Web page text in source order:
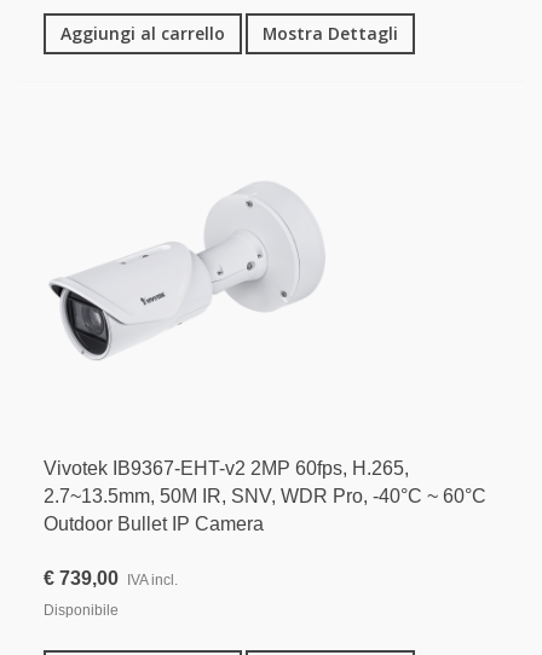
Aggiungi al carrello Mostra Dettagli
Vivotek IB9367-EHT-v2 2MP 60fps, H.265,
2.7~13.5mm, 50M IR, SNV, WDR Pro, -40°C ~ 60°C
Outdoor Bullet IP Camera
€ 739,00
IVA incl.
Disponibile